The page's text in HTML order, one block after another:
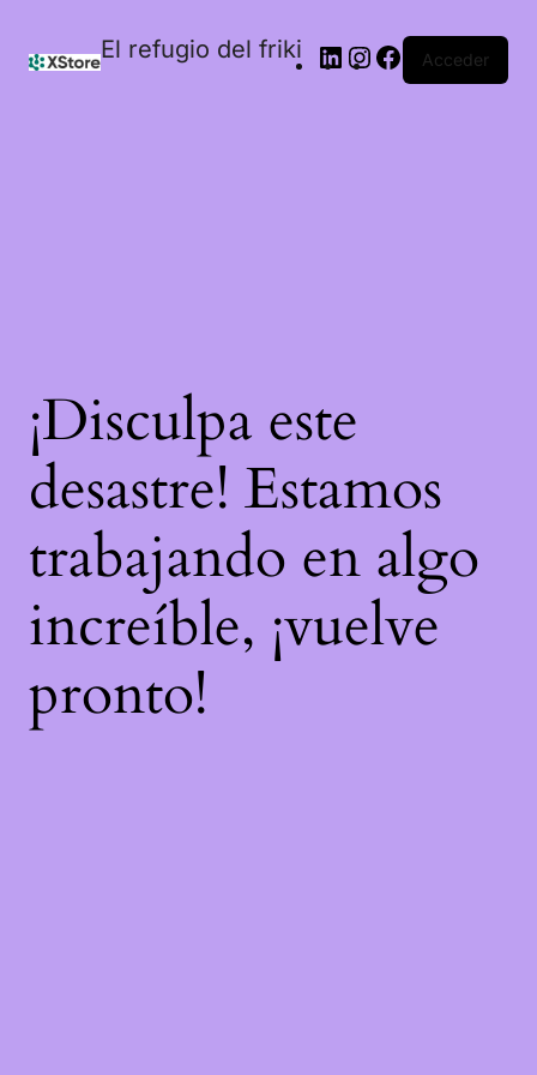
El refugio del friki Acceder
¡Disculpa este
desastre! Estamos
trabajando en algo
increíble, ¡vuelve
pronto!